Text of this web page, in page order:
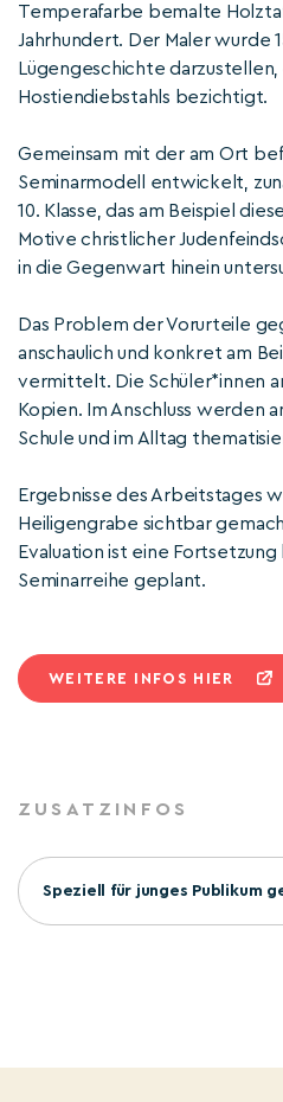
Temperafarbe bemalte
Jahrhundert. Der Maler wurde
Lügengeschichte darzustellen,
Hostiendiebstahls bezichtigt.
Gemeinsam mit der am Ort
Seminarmodell entwickelt,
10. Klasse, das am Beispiel
Motive christlicher
in die Gegenwart hinein
Das Problem der Vorurteile
anschaulich und konkret am
vermittelt. Die Schüler*innen
Kopien. Im Anschluss werden
Schule und im Alltag
Ergebnisse des Arbeitstages
Heiligengrabe sichtbar
Evaluation ist eine
Seminarreihe geplant.
WEITERE INFOS HIER
ZUSATZINFOS
Speziell für junges Publikum